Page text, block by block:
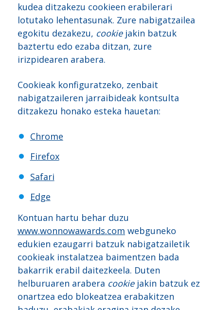
kudea ditzakezu cookieen erabilerari
lotutako lehentasunak. Zure nabigatzailea
egokitu dezakezu, cookiejakin batzuk
baztertu edo ezaba ditzan, zure
irizpidearen arabera.
Cookieak konfiguratzeko, zenbait
nabigatzaileren jarraibideak kontsulta
ditzakezu honako esteka hauetan:
Chrome
Firefox
Safari
Edge
Kontuan hartu behar duzu
www.wonnowawards.com webguneko
edukien ezaugarri batzuk nabigatzailetik
cookieak instalatzea baimentzen bada
bakarrik erabil daitezkeela. Duten
helburuaren arabera cookiejakin batzuk ez
onartzea edo blokeatzea erabakitzen